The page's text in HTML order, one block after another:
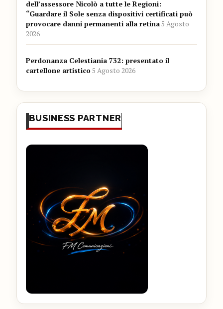
dell’assessore Nicolò a tutte le Regioni:
“Guardare il Sole senza dispositivi certificati può
provocare danni permanenti alla retina5 Agosto
2026
Perdonanza Celestiania 732: presentato il
cartellone artistico5 Agosto 2026
BUSINESS PARTNER